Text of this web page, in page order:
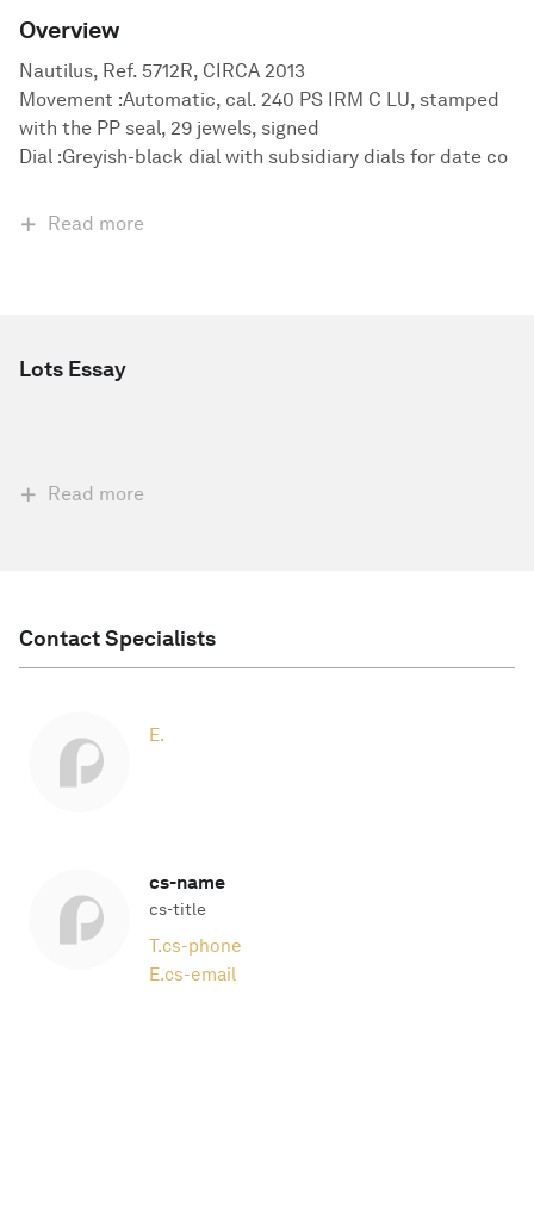
Overview
Nautilus, Ref. 5712R, CIRCA 2013
Movement :Automatic, cal. 240 PS IRM C LU, stamped
with the PP seal, 29 jewels, signed
Dial :Greyish-black dial with subsidiary dials for date co
Read more
Lots Essay
Read more
Contact Specialists
E.
cs-name
cs-title
T.cs-phone
E.cs-email